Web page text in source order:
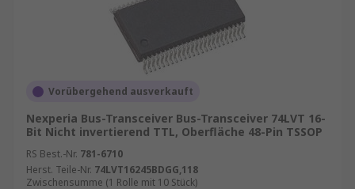
Vorübergehend ausverkauft
Nexperia Bus-Transceiver Bus-Transceiver 74LVT 16-
Bit Nicht invertierend TTL, Oberfläche 48-Pin TSSOP
RS Best.-Nr. 781-6710
Herst. Teile-Nr. 74LVT16245BDGG,118
Zwischensumme (1 Rolle mit 10 Stück)